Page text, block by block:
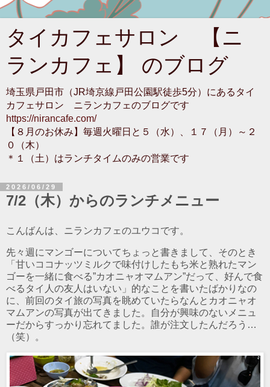
タイカフェサロン 【ニ
ランカフェ】 のブログ
埼玉県戸田市（JR埼京線戸田公園駅徒歩5分）にあるタイ
カフェサロン ニランカフェのブログです
https://nirancafe.com/
【８月のお休み】毎週火曜日と５（水）、１７（月）～２
０（木）
＊１（土）はランチタイムのみの営業です
2026/06/29
7/2（木）からのランチメニュー
こんばんは、ニランカフェのユウコです。
先々週にマンゴーについてちょっと書きまして、そのとき
「甘いココナッツミルクで味付けしたもち米と熟れたマン
ゴーを一緒に食べる”カオニャオマムアン”だって、好んで食
べるタイ人の友人はいない」的なことを書いたばかりなの
に、前回のタイ旅の写真を眺めていたらなんとカオニャオ
マムアンの写真が出てきました。自分が興味のないメニュ
ーだからすっかり忘れてました。誰が注文したんだろう…
（笑）。